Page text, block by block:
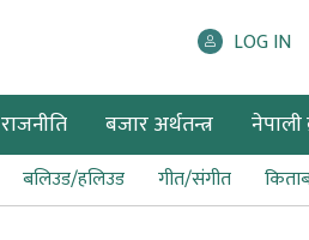
LOG IN
राजनीति बजार अर्थतन्त्र नेपाली
बलिउड/हलिउड गीत/संगीत